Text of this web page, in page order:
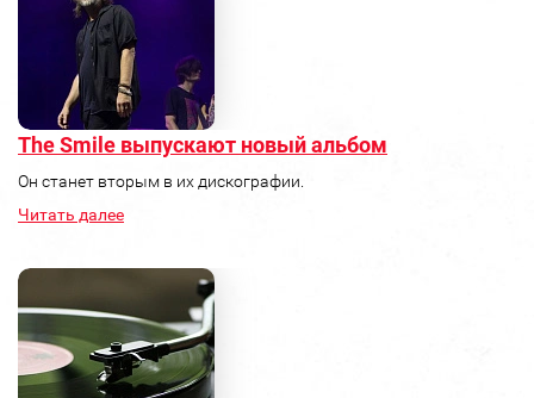
The Smile выпускают новый альбом
Он станет вторым в их дискографии.
Читать далее